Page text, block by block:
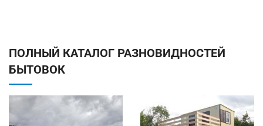
ПОЛНЫЙ КАТАЛОГ РАЗНОВИДНОСТЕЙ
БЫТОВОК